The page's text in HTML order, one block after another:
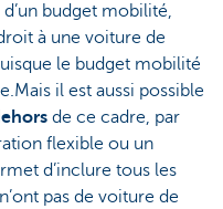
budget mobilité,
à une voiture de
le budget mobilité
il est aussi possible
de ce cadre, par
flexible ou un
d’inclure tous les
pas de voiture de